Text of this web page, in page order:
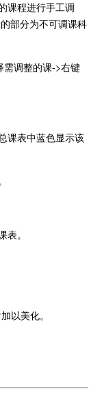
课程进行手工调
部分为不可调课科
调整的课->右键
课表中蓝色显示该
。
以美化。